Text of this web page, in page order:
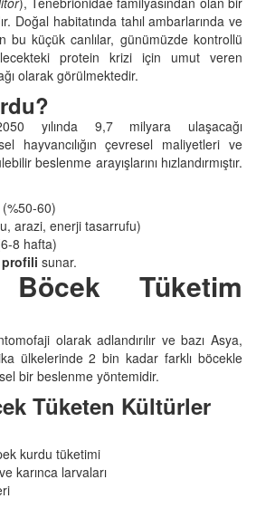
Doğal habitatında tahıl ambarlarında ve
bu küçük canlılar, günümüzde kontrollü
protein krizi için umut veren
olarak görülmektedir.
yılında 9,7 milyara ulaşacağı
hayvancılığın çevresel maliyetleri ve
beslenme arayışlarını hızlandırmıştır.
(%50-60)
arazi, enerji tasarrufu)
8 hafta)
profili sunar.
Böcek Tüketim
olarak adlandırılır ve bazı Asya,
ülkelerinde 2 bin kadar farklı böcekle
bir beslenme yöntemidir.
Tüketen Kültürler
kurdu tüketimi
karınca larvaları